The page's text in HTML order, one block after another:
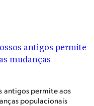
antigos permite aos
populacionais